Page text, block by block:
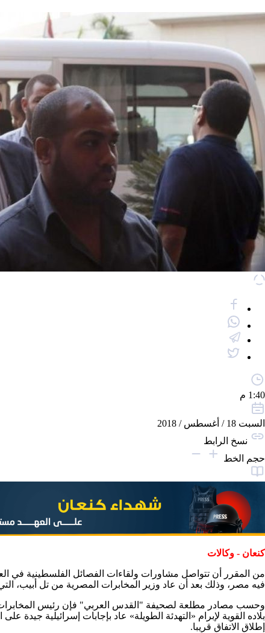
1:40 م
السبت 18 / أغسطس / 2018
نسخ الرابط
حجم الخط
كنعان - وكالات
من المقرر أن تتواصل مشاورات ولقاءات الفصائل الفلسطينية في
فيه مصر، وذلك بعد أن عاد وزير المخابرات المصرية من تل أبيب،
وحسب مصادر مطلعة لصحيفة "القدس العربي" فإن رئيس المخابرات
بلاده القوية لإبرام «التهدئة الطويلة» عاد بإجابات إسرائيلية
إطلاق الاتفاق قريبا.